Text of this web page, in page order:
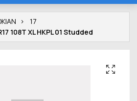
17
108T XL HKPL 01 Studded